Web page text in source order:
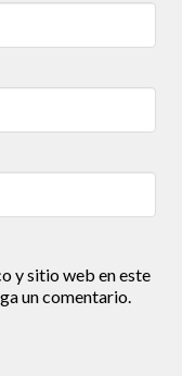
y sitio web en este
un comentario.